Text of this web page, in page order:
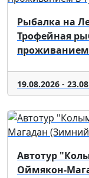
Рыбалка на
Трофейная
проживанием
19.08.2026 -
Автотур
Оймякон-